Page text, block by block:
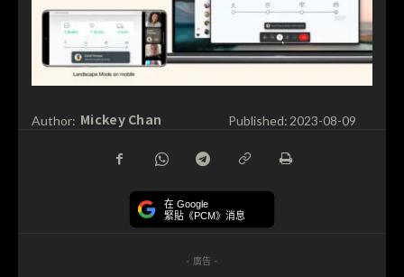
Author: Mickey Chan Published: 2023-08-09
在 Google
緊貼《PCM》消息
- 廣告 -